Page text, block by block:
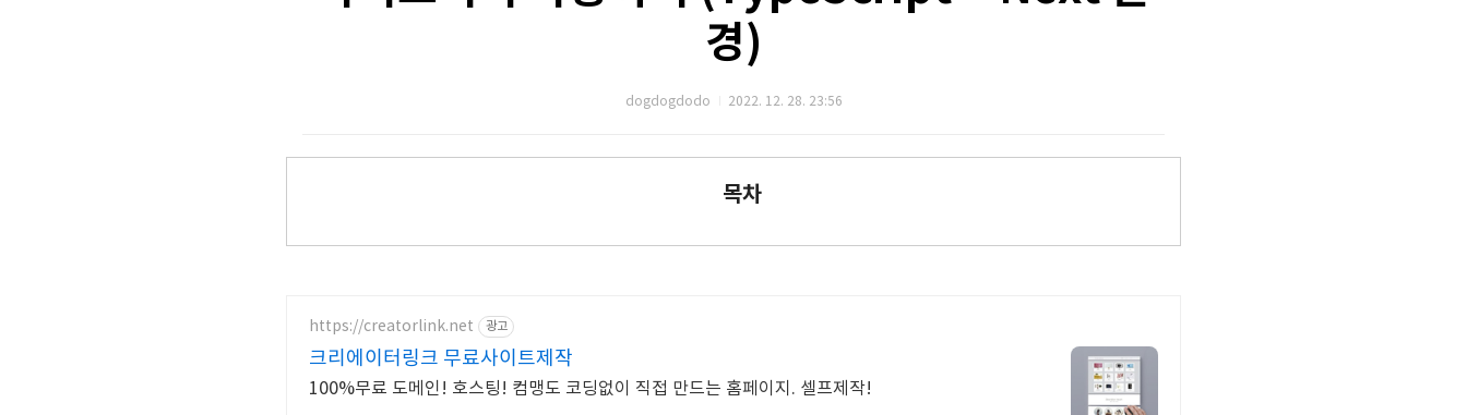
경)
dogdogdodo 2022. 12. 28. 23:56
목차
https://creatorlink.net 광고
크리에이터링크 무료사이트제작
100%무료 도메인! 호스팅! 컴맹도 코딩없이 직접 만드는 홈페이지. 셀프제작!